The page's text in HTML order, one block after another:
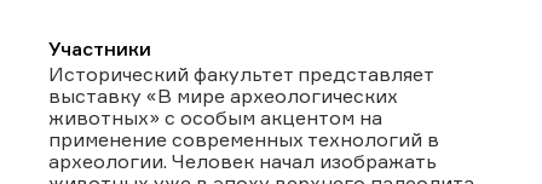
Участники
Исторический факультет представляет
выставку «В мире археологических
животных» с особым акцентом на
применение современных технологий в
археологии. Человек начал изображать